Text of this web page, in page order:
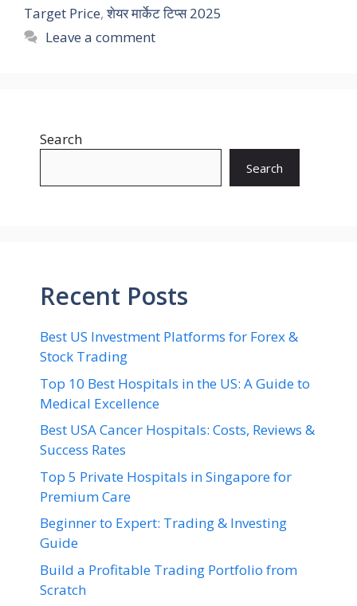
Target Price,शेयर मार्केट टिप्स 2025
Leave a comment
Search
Search
Recent Posts
Best US Investment Platforms for Forex &
Stock Trading
Top 10 Best Hospitals in the US: A Guide to
Medical Excellence
Best USA Cancer Hospitals: Costs, Reviews &
Success Rates
Top 5 Private Hospitals in Singapore for
Premium Care
Beginner to Expert: Trading & Investing
Guide
Build a Profitable Trading Portfolio from
Scratch